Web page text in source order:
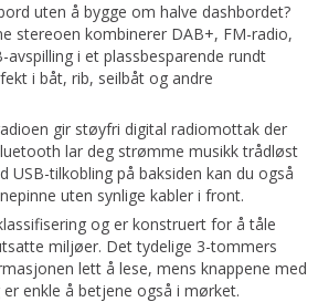
uten å bygge om halve dashbordet?
stereoen kombinerer DAB+, FM-radio,
avspilling i et plassbesparende rundt
i båt, rib, seilbåt og andre
gir støyfri digital radiomottak der
lar deg strømme musikk trådløst
USB-tilkobling på baksiden kan du også
uten synlige kabler i front.
og er konstruert for å tåle
miljøer. Det tydelige 3-tommers
lett å lese, mens knappene med
enkle å betjene også i mørket.